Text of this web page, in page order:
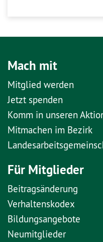
Mach mit
Mitglied werden
Jetzt spenden
Komm in unseren
Mitmachen im Bezirk
Für Mitglieder
Beitragsänderung
Verhaltenskodex
Bildungsangebote
Neumitglieder